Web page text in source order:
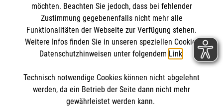
gmb_mpg@malteser.orgkontaktieren.
Malteser in Deutschland
Malteserorden
Malteser International
Sharepoint
Spendenkonto
Bank: Pax-Bank
IBAN: DE49 3706 0120 1201 2090 10
So finden Sie uns
möchten. Beachten Sie jedoch, dass bei fehlender
Zustimmung gegebenenfalls nicht mehr alle
Funktionalitäten der Webseite zur Verfügung stehen.
Weitere Infos finden Sie in unseren speziellen Cookie-
Datenschutzhinweisen unter folgendem Link.
Technisch notwendige Cookies können nicht abgelehnt
werden, da ein Betrieb der Seite dann nicht mehr
gewährleistet werden kann.